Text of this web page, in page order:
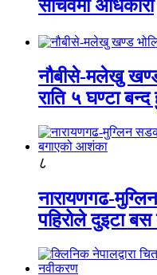
सचिवमा अधिकारी
नौबीसे-मलेखु
राति ५ घण्टा
८
नारायणगढ-
पहिरोले दुइटा